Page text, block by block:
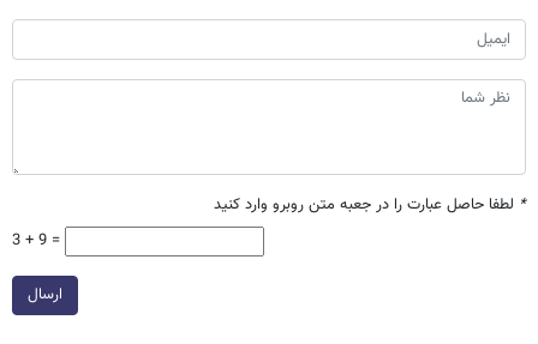
* لطفا حاصل عبارت را در جعبه متن روبرو وارد کنید
3 + 9 =
ارسال